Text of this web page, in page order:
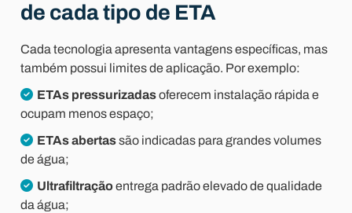
de cada tipo de ETA
Cada tecnologia apresenta vantagens específicas, mas
também possui limites de aplicação. Por exemplo:
ETAs pressurizadasoferecem instalação rápida e
ocupam menos espaço;
ETAs abertassão indicadas para grandes volumes
de água;
Ultrafiltraçãoentrega padrão elevado de qualidade
da água;